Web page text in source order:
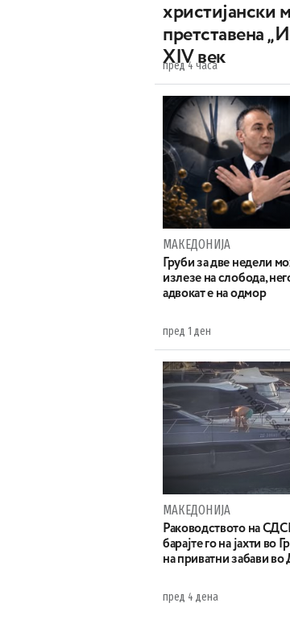
христијански
претставена
XIV век
пред 4 часа
МАКЕДОНИЈА
Груби за две недели
излезе на слобода,
адвокат е на одмор
пред 1 ден
МАКЕДОНИЈА
Раководството на
барајте го на јахти во
на приватни забави во
пред 4 дена